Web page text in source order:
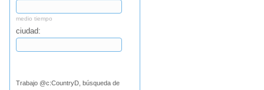
medio tiempo
ciudad:
Trabajo @c:CountryD, búsqueda de